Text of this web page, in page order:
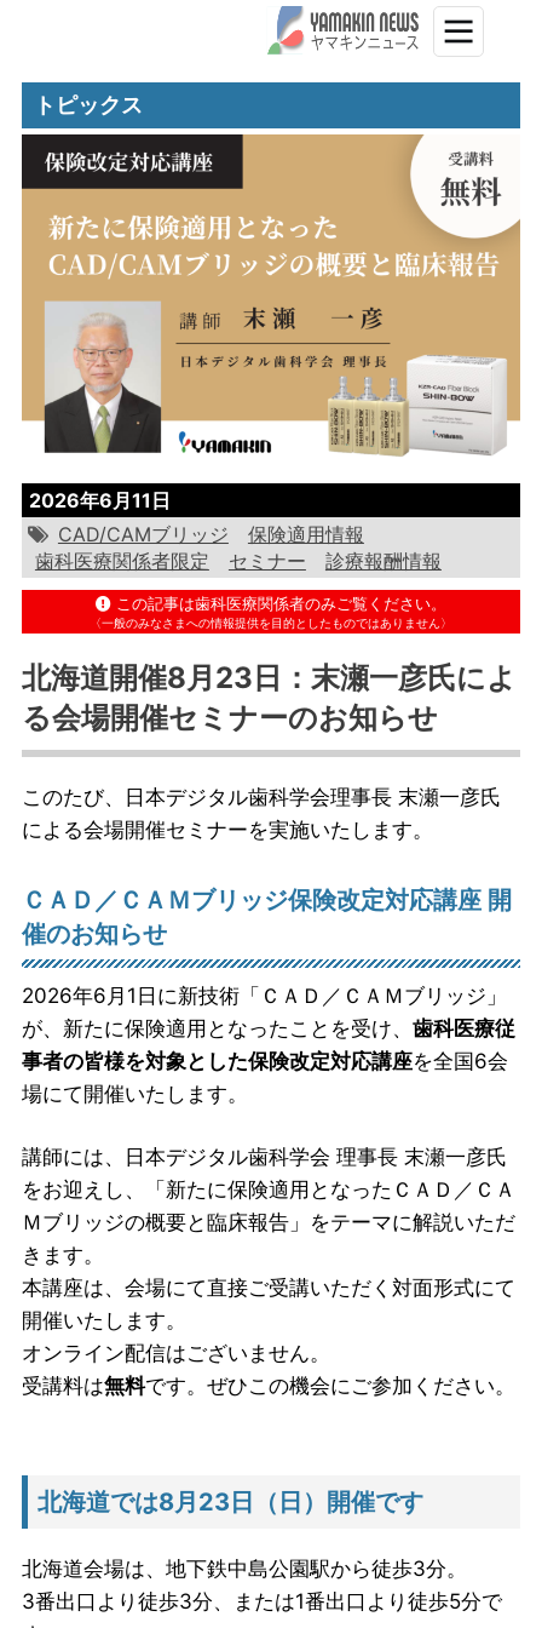
トピックス
2026年6月11日
CAD/CAMブリッジ
保険適用情報
歯科医療関係者限定
セミナー 診療報酬情報
この記事は歯科医療関係者のみご覧ください。
〈一般のみなさまへの情報提供を目的としたものではありません〉
北海道開催8月23日：末瀬一彦氏によ
る会場開催セミナーのお知らせ
このたび、日本デジタル歯科学会理事長 末瀬一彦氏
による会場開催セミナーを実施いたします。
ＣＡＤ／ＣＡＭブリッジ保険改定対応講座 開
催のお知らせ
2026年6月1日に新技術「ＣＡＤ／ＣＡＭブリッジ」
が、新たに保険適用となったことを受け、 歯科医療従
事者の皆様を対象とした保険改定対応講座を全国6会
場にて開催いたします。
講師には、日本デジタル歯科学会 理事長 末瀬一彦氏
をお迎えし、「新たに保険適用となったＣＡＤ／ＣＡ
Ｍブリッジの概要と臨床報告」をテーマに解説いただ
きます。
本講座は、会場にて直接ご受講いただく対面形式にて
開催いたします。
オンライン配信はございません。
受講料は無料です。ぜひこの機会にご参加ください。
北海道では8月23日（日）開催です
北海道会場は、地下鉄中島公園駅から徒歩3分。
3番出口より徒歩3分、または1番出口より徒歩5分で